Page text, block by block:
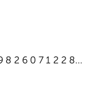
8 2 6 0 7 1 2 2 8...